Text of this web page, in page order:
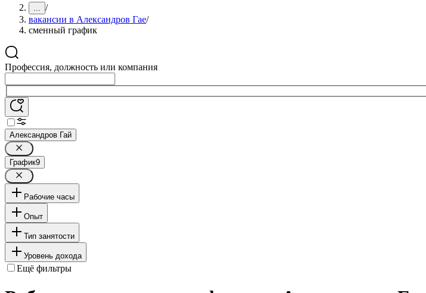
... /
вакансии в Александров Гае/
сменный график
Профессия, должность или компания
Александров Гай
График9
Рабочие часы
Опыт
Тип занятости
Уровень дохода
Ещё фильтры